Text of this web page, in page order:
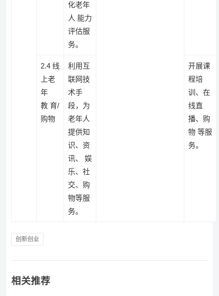
化老年
人 能力
评估服
务。
2.4 线
上老
年
教 育/
购物
利用互
联网技
术手
段，为
老年人
提供知
识、资
讯、 娱
乐、社
交、购
物等服
务。
开展课
程培
训、在
线直
播、购
物 等服
务。
创新创业
相关推荐